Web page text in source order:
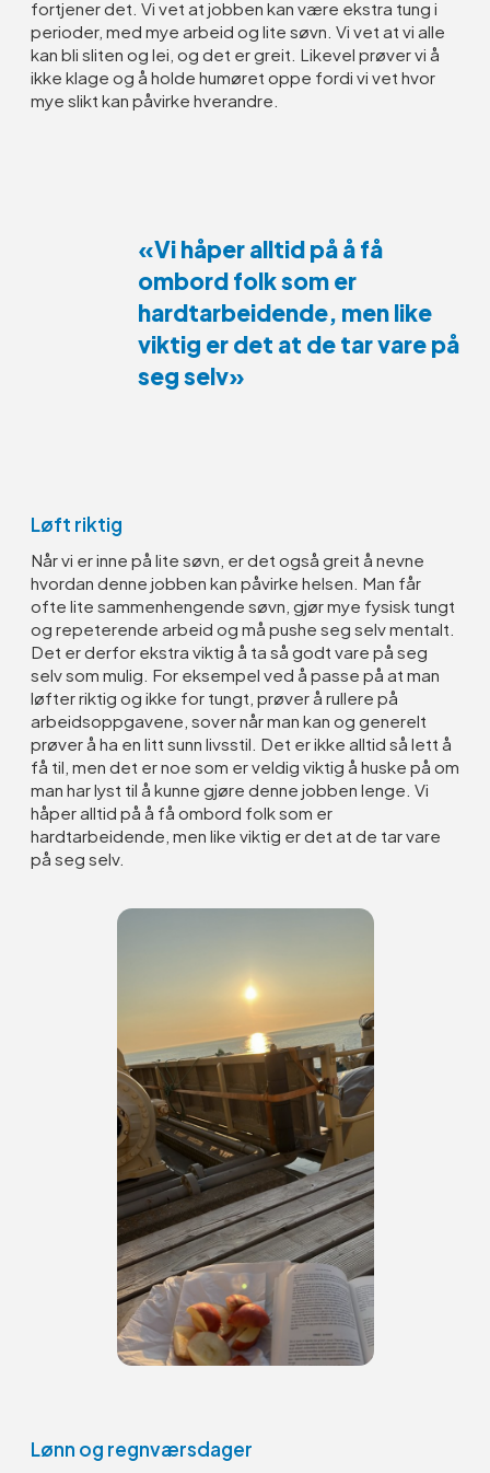
fortjener det. Vi vet at jobben kan være ekstra tung i
perioder, med mye arbeid og lite søvn. Vi vet at vi alle
kan bli sliten og lei, og det er greit. Likevel prøver vi å
ikke klage og å holde humøret oppe fordi vi vet hvor
mye slikt kan påvirke hverandre.
«Vi håper alltid på å få
ombord folk som er
hardtarbeidende, men like
viktig er det at de tar vare på
seg selv»
Løft riktig
Når vi er inne på lite søvn, er det også greit å nevne
hvordan denne jobben kan påvirke helsen. Man får
ofte lite sammenhengende søvn, gjør mye fysisk tungt
og repeterende arbeid og må pushe seg selv mentalt.
Det er derfor ekstra viktig å ta så godt vare på seg
selv som mulig. For eksempel ved å passe på at man
løfter riktig og ikke for tungt, prøver å rullere på
arbeidsoppgavene, sover når man kan og generelt
prøver å ha en litt sunn livsstil. Det er ikke alltid så lett å
få til, men det er noe som er veldig viktig å huske på om
man har lyst til å kunne gjøre denne jobben lenge. Vi
håper alltid på å få ombord folk som er
hardtarbeidende, men like viktig er det at de tar vare
på seg selv.
Lønn og regnværsdager